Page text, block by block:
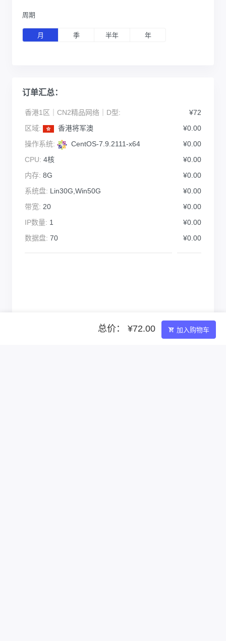
周期
月 季 半年 年
订单汇总：
香港1区｜CN2精品网络｜D型:
¥72
区域:
香港将军澳
¥0.00
操作系统:
CentOS-7.9.2111-x64
¥0.00
CPU: 4核
¥0.00
内存: 8G
¥0.00
系统盘: Lin30G,Win50G
¥0.00
带宽: 20
¥0.00
IP数量: 1
¥0.00
数据盘: 70 ¥0.00
总价： ¥72.00 加入购物车